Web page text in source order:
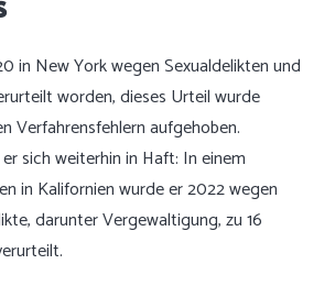
in New York wegen Sexualdelikten und
worden, dieses Urteil wurde
Verfahrensfehlern aufgehoben.
sich weiterhin in Haft: In einem
in Kalifornien wurde er 2022 wegen
darunter Vergewaltigung, zu 16